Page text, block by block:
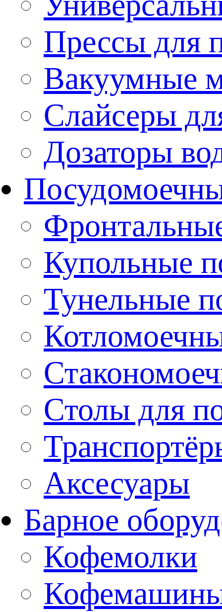
Прессы для
Вакуумные
Слайсеры
Дозаторы
Купольные
Тунельные
Столы для
Аксесуары
Барное
Кофемолки